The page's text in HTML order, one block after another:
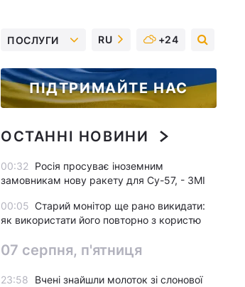
ПОСЛУГИ RU +24
ПІДТРИМАЙТЕ НАС
ОСТАННІ НОВИНИ
00:32
Росія просуває іноземним
замовникам нову ракету для Су-57, - ЗМІ
00:05 Старий монітор ще рано викидати:
як використати його повторно з користю
07 серпня, п'ятниця
23:58
Вчені знайшли молоток зі слонової